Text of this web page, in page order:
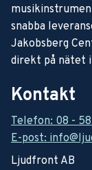
snabba
Jakobsberg
direkt på nätet
Kontakt
Telefon: 08 -
E-post:
Ljudfront AB